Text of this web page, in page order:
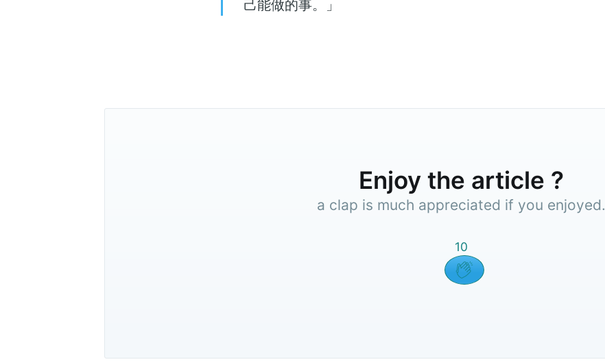
己能做的事。」
Enjoy the article ?
a clap is much appreciated if you enjoyed.
10